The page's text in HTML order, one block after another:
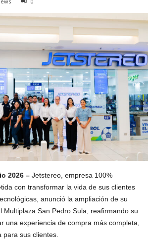
2026 – Jetstereo, empresa 100%
con transformar la vida de sus clientes
anunció la ampliación de su
Multiplaza San Pedro Sula, reafirmando su
una experiencia de compra más completa,
sus clientes.